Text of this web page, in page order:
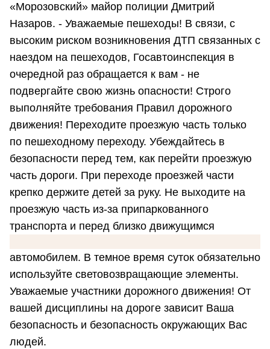
«Морозовский» майор полиции Дмитрий
Назаров. - Уважаемые пешеходы! В связи, с
высоким риском возникновения ДТП связанных с
наездом на пешеходов, Госавтоинспекция в
очередной раз обращается к вам - не
подвергайте свою жизнь опасности! Строго
выполняйте требования Правил дорожного
движения! Переходите проезжую часть только
по пешеходному переходу. Убеждайтесь в
безопасности перед тем, как перейти проезжую
часть дороги. При переходе проезжей части
крепко держите детей за руку. Не выходите на
проезжую часть из-за припаркованного
транспорта и перед близко движущимся
автомобилем. В темное время суток обязательно
используйте световозвращающие элементы.
Уважаемые участники дорожного движения! От
вашей дисциплины на дороге зависит Ваша
безопасность и безопасность окружающих Вас
людей.